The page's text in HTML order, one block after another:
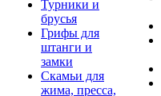
Турники и
брусья
Грифы для
штанги и
замки
Скамьи для
жима, пресса,